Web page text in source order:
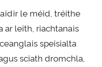
le méid, tréithe
ar leith, riachtanais
speisialta
sciath dromchla,